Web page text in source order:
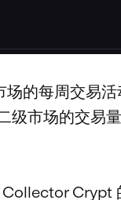
的每周交易
级市场的交易
Crypt